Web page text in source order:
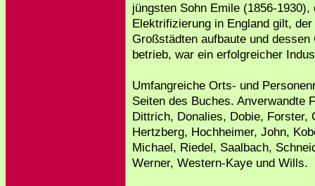
jüngsten Sohn Emile (1856-
Elektrifizierung in England gilt,
Großstädten aufbaute und
betrieb, war ein erfolgreicher
Umfangreiche Orts- und
Seiten des Buches. Anverwandte
Dittrich, Donalies, Dobie, Forster,
Hertzberg, Hochheimer, John,
Michael, Riedel, Saalbach,
Werner, Western-Kaye und Wills.